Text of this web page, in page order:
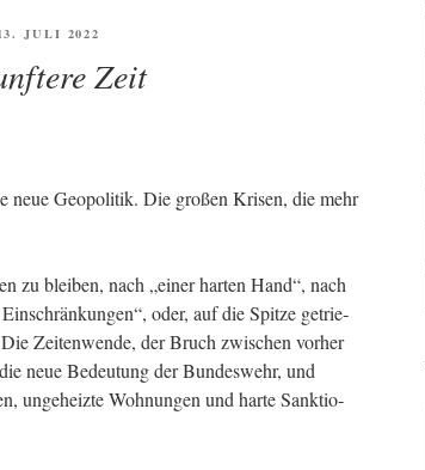
JULI 2022
Zeit
neue Geo­po­li­tik. Die gro­ßen Kri­sen, die mehr
zu blei­ben, nach „einer har­ten Hand“, nach
oder, auf die Spit­ze getrie­
Zei­ten­wen­de, der Bruch zwi­schen vor­her
neue Bedeu­tung der Bun­des­wehr, und
unge­heiz­te Woh­nun­gen und har­te Sank­tio­